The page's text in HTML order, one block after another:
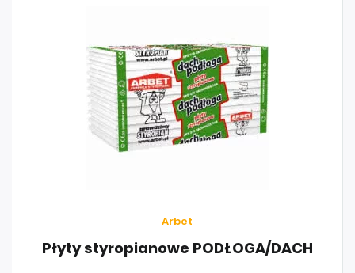
kształtki oraz bloki ze styropianu.
Arbet
Płyty styropianowe PODŁOGA/DACH